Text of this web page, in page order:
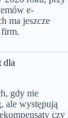
e-
ma jeszcze
firm.
dla
gdy nie
ale występują
czy